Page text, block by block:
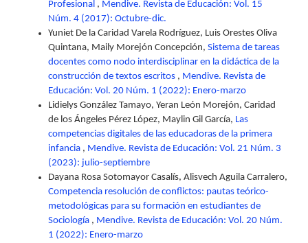
Profesional , Mendive. Revista de Educación: Vol. 15
Núm. 4 (2017): Octubre-dic.
Yuniet De la Caridad Varela Rodríguez, Luis Orestes Oliva
Quintana, Maily Morejón Concepción, Sistema de tareas
docentes como nodo interdisciplinar en la didáctica de la
construcción de textos escritos , Mendive. Revista de
Educación: Vol. 20 Núm. 1 (2022): Enero-marzo
Lidielys González Tamayo, Yeran León Morejón, Caridad
de los Ángeles Pérez López, Maylin Gil García, Las
competencias digitales de las educadoras de la primera
infancia , Mendive. Revista de Educación: Vol. 21 Núm. 3
(2023): julio-septiembre
Dayana Rosa Sotomayor Casalís, Alisvech Aguila Carralero,
Competencia resolución de conflictos: pautas teórico-
metodológicas para su formación en estudiantes de
Sociología , Mendive. Revista de Educación: Vol. 20 Núm.
1 (2022): Enero-marzo